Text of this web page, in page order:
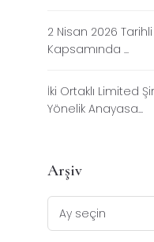
2 Nisan 2026
Kapsamında ...
İki Ortaklı Limited
Yönelik Anayasa...
Arşiv